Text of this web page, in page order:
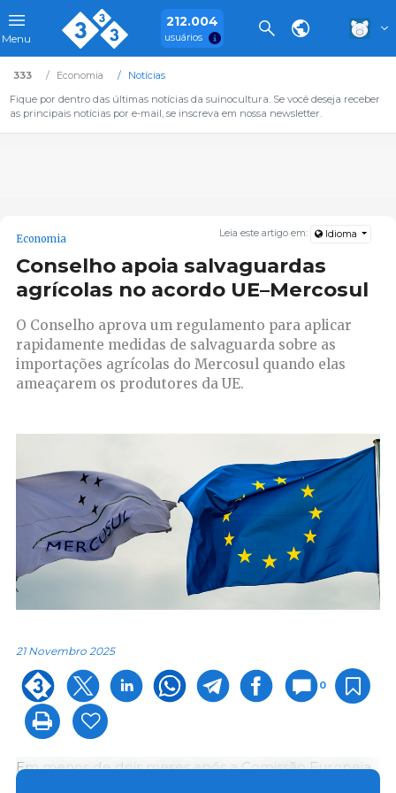
Menu
212.004
usuários
333 Economia
Notícias
Fique por dentro das últimas notícias da suinocultura. Se você deseja receber
as principais notícias por e-mail, se inscreva em nossa newsletter.
Leia este artigo em: Idioma
Economia
Conselho apoia salvaguardas
agrícolas no acordo UE–Mercosul
O Conselho aprova um regulamento para aplicar
rapidamente medidas de salvaguarda sobre as
importações agrícolas do Mercosul quando elas
ameaçarem os produtores da UE.
21 Novembro 2025
0
Em menos de dois meses após a Comissão Europeia